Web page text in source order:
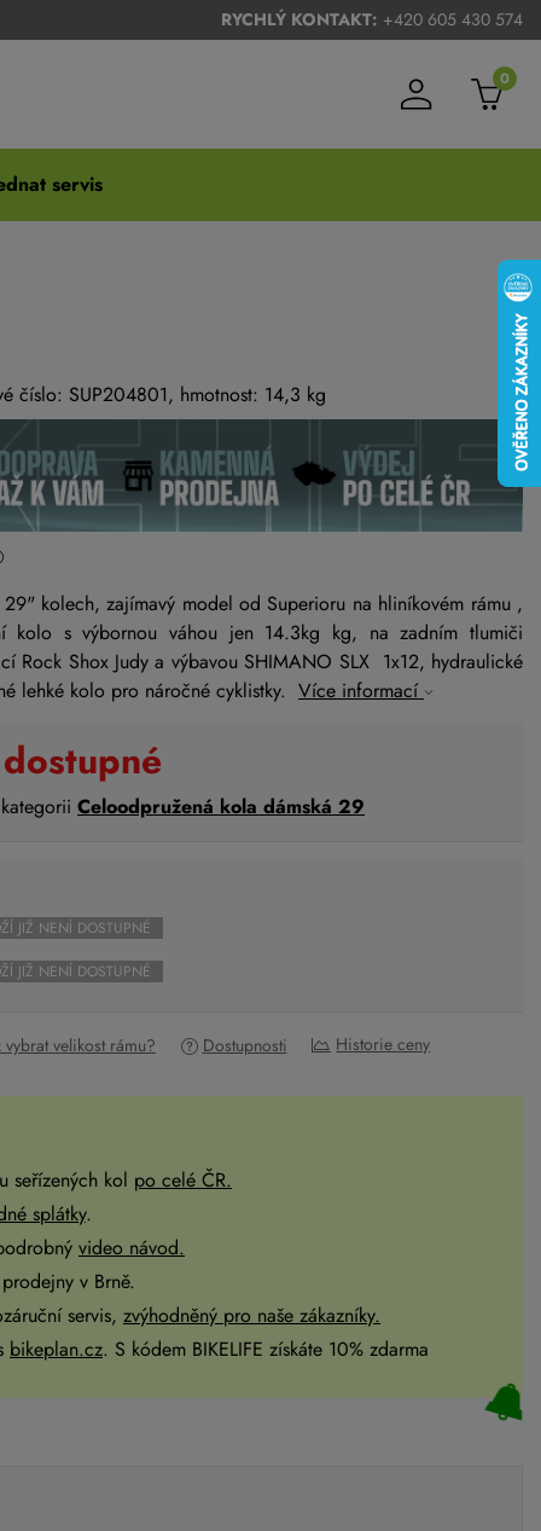
RYCHLÝ KONTAKT: +420 605 430 574
0
servis
číslo: SUP204801, hmotnost: 14,3 kg
kolech, zajímavý model od Superioru na hliníkovém rámu ,
kolo s výbornou váhou jen 14.3kg kg, na zadním tlumiči
Rock Shox Judy a výbavou SHIMANO SLX 1x12, hydraulické
lehké kolo pro náročné cyklistky. Více informací
Celoodpružená kola dámská 29
JIŽ NENÍ DOSTUPNÉ
JIŽ NENÍ DOSTUPNÉ
vybrat velikost rámu? Dostupnosti Historie ceny
seřízených kol po celé ČR.
splátky.
video návod.
v Brně.
servis, zvýhodněný pro naše zákazníky.
bikeplan.cz. S kódem BIKELIFE získáte 10% zdarma